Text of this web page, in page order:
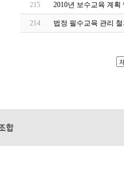
215 2010년 보수교육 계획
214 법정 필수교육 관리